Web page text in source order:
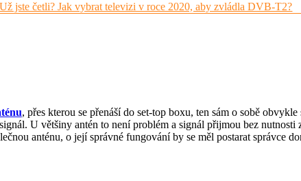
Už jste četli? Jak vybrat televizi v roce 2020, aby zvládla DVB-T2?
, přes kterou se přenáší do set-top boxu, ten sám o sobě
U většiny antén to není problém a signál přijmou bez nutnosti
anténu, o její správné fungování by se měl postarat správce